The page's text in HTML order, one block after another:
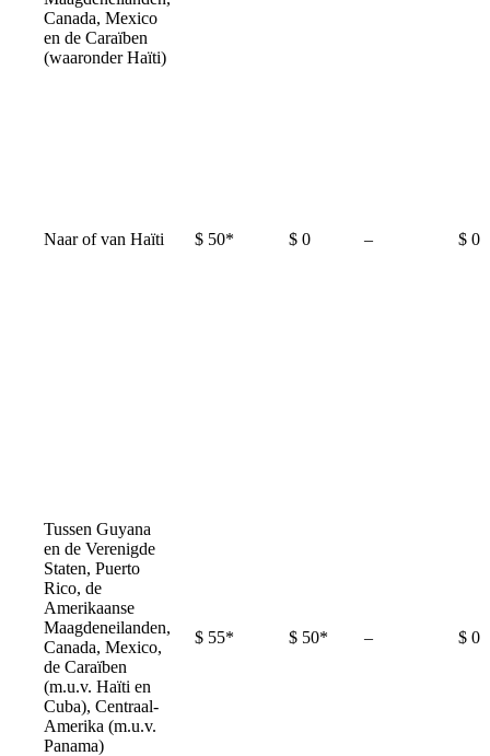
Canada, Mexico
en de Caraïben
(waaronder Haïti)
Naar of van Haïti $ 50* $ 0 –Not
$ 0
Tussen Guyana
en de Verenigde
Staten, Puerto
Rico, de
Amerikaanse
Maagdeneilanden,
Canada, Mexico,
de Caraïben
(m.u.v. Haïti en
Cuba), Centraal-
Amerika (m.u.v.
Panama)
$ 55* $ 50* –Not
$ 0